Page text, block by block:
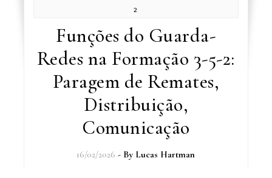
2
Funções do Guarda-
Redes na Formação 3-5-2:
Paragem de Remates,
Distribuição,
Comunicação
16/02/2026 - By Lucas Hartman